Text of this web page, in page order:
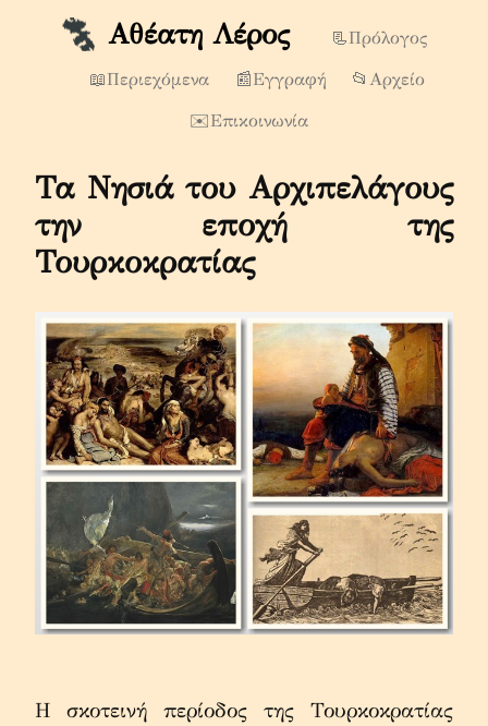
Αθέατη Λέρος
📃Πρόλογος
📖Περιεχόμενα
📰Εγγραφή
📂Αρχείο
✉️Επικοινωνία
Τα Νησιά του Αρχιπελάγους
την εποχή της
Τουρκοκρατίας
Η σκοτεινή περίοδος της Τουρκοκρατίας